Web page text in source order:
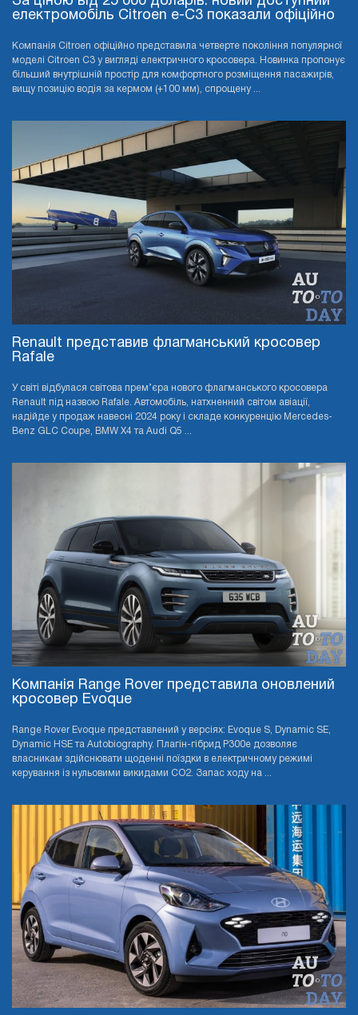
електромобіль Citroen e-C3 показали офіційно
Компанія Citroen офіційно представила четверте покоління популярної
моделі Citroen C3 у вигляді електричного кросовера. Новинка пропонує
більший внутрішній простір для комфортного розміщення пасажирів,
вищу позицію водія за кермом (+100 мм), спрощену ...
Renault представив флагманський кросовер
Rafale
У світі відбулася світова прем’єра нового флагманського кросовера
Renault під назвою Rafale. Автомобіль, натхненний світом авіації,
надійде у продаж навесні 2024 року і складе конкуренцію Mercedes-
Benz GLC Coupe, BMW X4 та Audi Q5 ...
Компанія Range Rover представила оновлений
кросовер Evoque
Range Rover Evoque представлений у версіях: Evoque S, Dynamic SE,
Dynamic HSE та Autobiography. Плагін-гібрид P300e дозволяє
власникам здійснювати щоденні поїздки в електричному режимі
керування із нульовими викидами CO2. Запас ходу на ...